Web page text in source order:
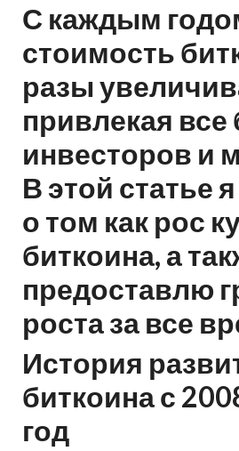
С каждым
стоимость
разы
привлекая
инвесторов и
В этой статье
о том как рос
биткоина, а
предоставлю
роста за все
История
биткоина с
год